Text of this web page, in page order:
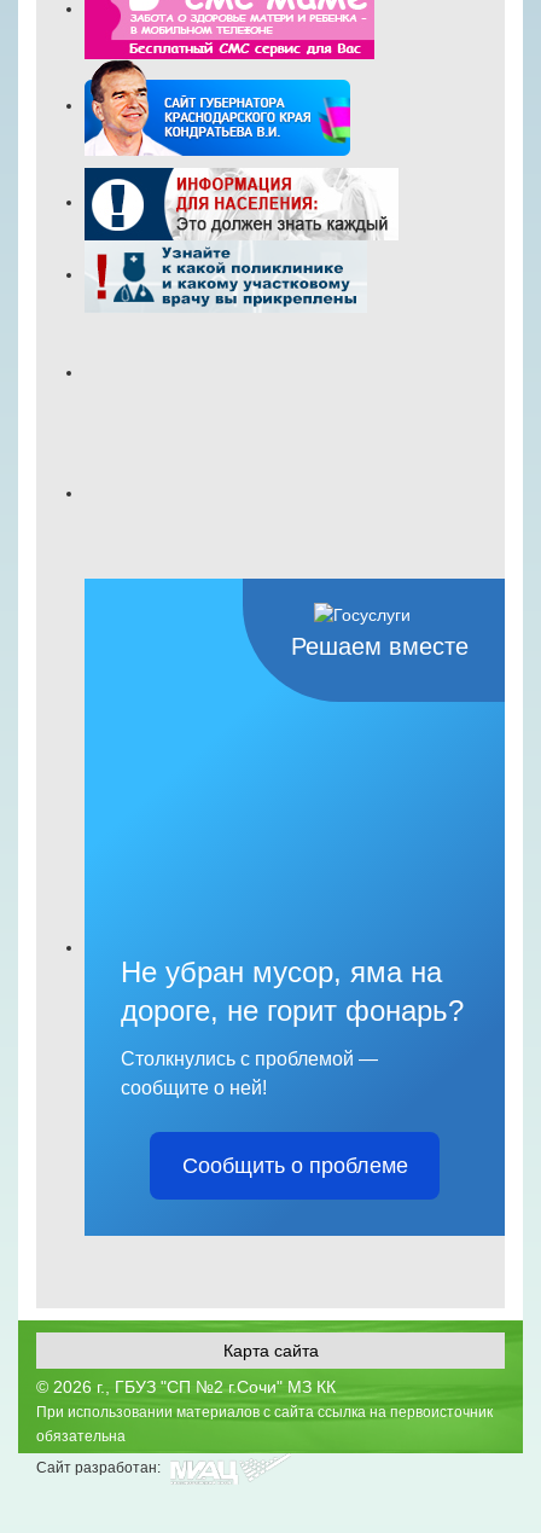
Решаем вместе
Не убран мусор, яма на
дороге, не горит фонарь?
Столкнулись с проблемой —
сообщите о ней!
Сообщить о проблеме
Карта сайта
© 2026 г., ГБУЗ "СП №2 г.Сочи" МЗ КК
При использовании материалов с сайта ссылка на первоисточник
обязательна
Сайт разработан: